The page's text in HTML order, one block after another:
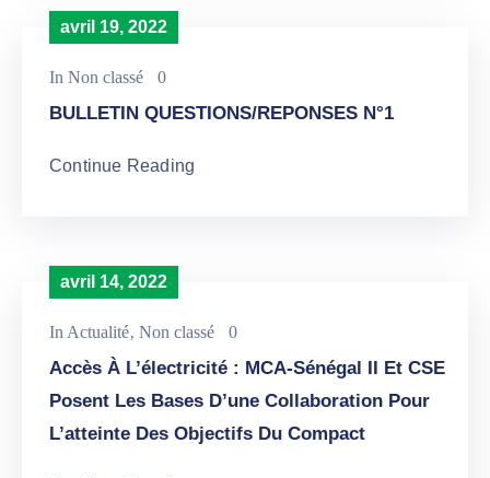
avril 19, 2022
In Non classé 0
BULLETIN QUESTIONS/REPONSES N°1
Continue Reading
avril 14, 2022
In Actualité‚ Non classé 0
Accès À L’électricité : MCA-Sénégal II Et CSE
Posent Les Bases D’une Collaboration Pour
L’atteinte Des Objectifs Du Compact